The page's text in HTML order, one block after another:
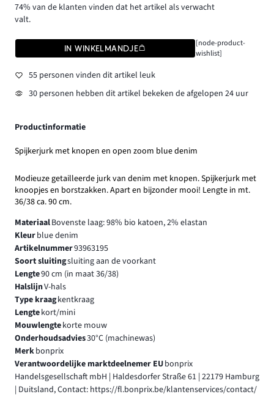
74% van de klanten vinden dat het artikel als verwacht
valt.
IN WINKELMANDJE
[node-product-
wishlist]
55 personen vinden dit artikel leuk
30 personen hebben dit artikel bekeken de afgelopen 24 uur
Productinformatie
Spijkerjurk met knopen en open zoom blue denim
Modieuze getailleerde jurk van denim met knopen. Spijkerjurk met
knoopjes en borstzakken. Apart en bijzonder mooi! Lengte in mt.
36/38 ca. 90 cm.
MateriaalBovenste laag: 98% bio katoen, 2% elastan
Kleurblue denim
Artikelnummer93963195
Soort sluitingsluiting aan de voorkant
Lengte90 cm (in maat 36/38)
HalslijnV-hals
Type kraagkentkraag
Lengtekort/mini
Mouwlengtekorte mouw
Onderhoudsadvies30°C (machinewas)
Merkbonprix
Verantwoordelijke marktdeelnemer EUbonprix
Handelsgesellschaft mbH | Haldesdorfer Straße 61 | 22179 Hamburg
| Duitsland, Contact: https://fl.bonprix.be/klantenservices/contact/